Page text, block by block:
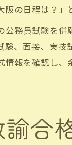
阪の日程は？」
公務員試験を
験、面接、実
情報を確認し、
合